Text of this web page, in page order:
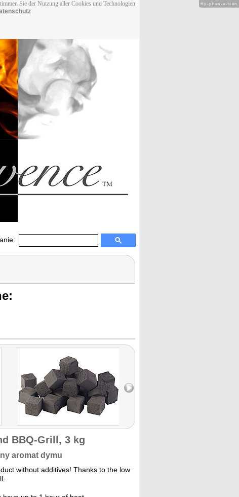
Sie der Nutzung aller Cookies und Technologien
BBQ-Grill, 3 kg
aromat dymu
without additives! Thanks to the low
Hy-phen-a-tion